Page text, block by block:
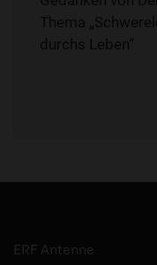
Thema
durchs Leben“
ERF Antenne